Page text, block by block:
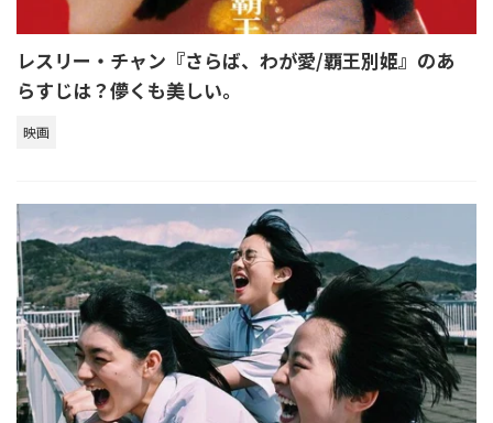
レスリー・チャン『さらば、わが愛/覇王別姫』のあ
らすじは？儚くも美しい。
映画